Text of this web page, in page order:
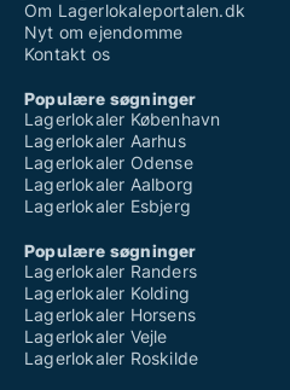
Om Lagerlokaleportalen.dk
Nyt om ejendomme
Kontakt os
Populære søgninger
Lagerlokaler København
Lagerlokaler Aarhus
Lagerlokaler Odense
Lagerlokaler Aalborg
Lagerlokaler Esbjerg
Populære søgninger
Lagerlokaler Randers
Lagerlokaler Kolding
Lagerlokaler Horsens
Lagerlokaler Vejle
Lagerlokaler Roskilde